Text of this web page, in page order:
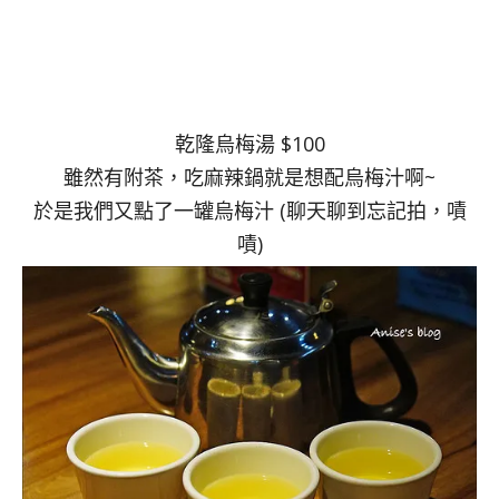
乾隆烏梅湯 $100
雖然有附茶，吃麻辣鍋就是想配烏梅汁啊~
於是我們又點了一罐烏梅汁 (聊天聊到忘記拍，嘖
嘖)